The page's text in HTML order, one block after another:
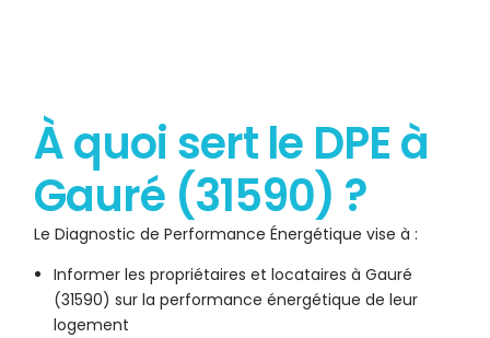
À quoi sert le DPE à
Gauré (31590) ?
Le Diagnostic de Performance Énergétique vise à :
Informer les propriétaires et locataires à Gauré
(31590) sur la performance énergétique de leur
logement